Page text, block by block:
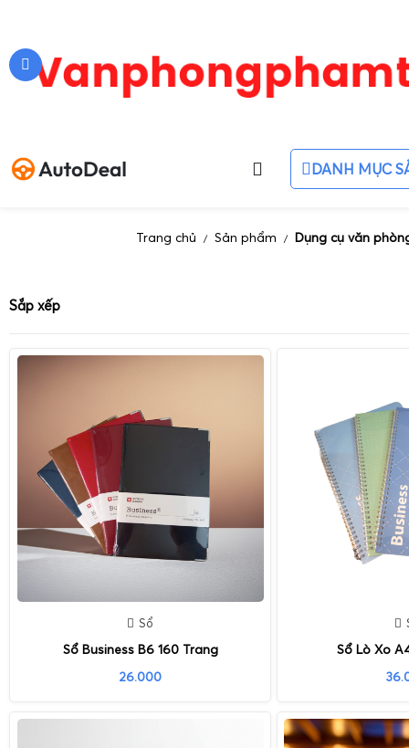
DANH MỤC
Trang chủ / Sản phẩm / Dụng cụ văn
Sắp xếp
Sổ
Sổ Business B6 160 Trang
26.000
Sổ Lò Xo